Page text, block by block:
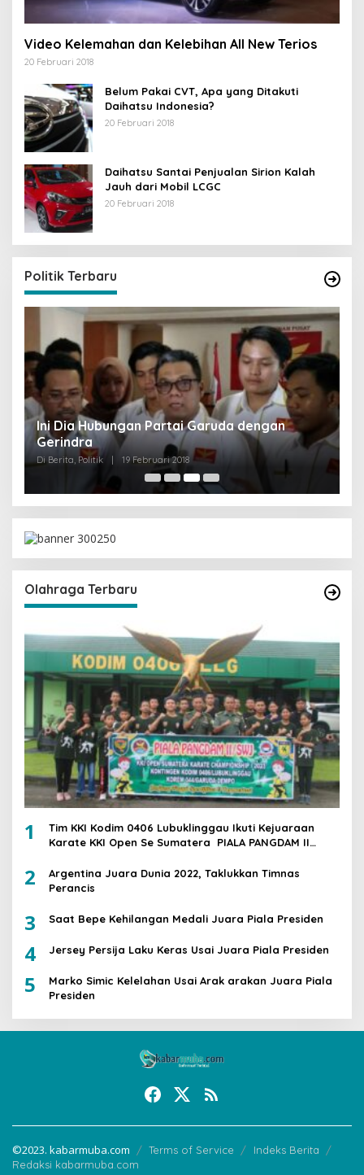
Video Kelemahan dan Kelebihan All New Terios
20 Februari 2018
Belum Pakai CVT, Apa yang Ditakuti
Daihatsu Indonesia?
20 Februari 2018
Daihatsu Santai Penjualan Sirion Kalah
Jauh dari Mobil LCGC
20 Februari 2018
Politik Terbaru
Yasin
Di Berita, Politik |
Olahraga Terbaru
1
Tim KKI Kodim 0406 Lubuklinggau Ikuti Kejuaraan
Karate KKI Open Se Sumatera PIALA PANGDAM II
2
Argentina Juara Dunia 2022, Taklukkan Timnas
Perancis
3 Saat Bepe Kehilangan Medali Juara Piala Presiden
4 Jersey Persija Laku Keras Usai Juara Piala Presiden
5
Marko Simic Kelelahan Usai Arak arakan Juara Piala
Presiden
©2023. kabarmuba.com Terms of Service
Indeks Berita
Redaksi kabarmuba.com